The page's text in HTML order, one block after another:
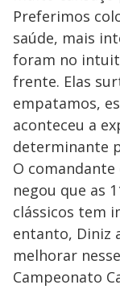
Preferimos
saúde, mais
foram no
frente. Elas
empatamos,
aconteceu a
determinante
O
negou que as
clássicos tem
entanto, Diniz
melhorar
Campeonato